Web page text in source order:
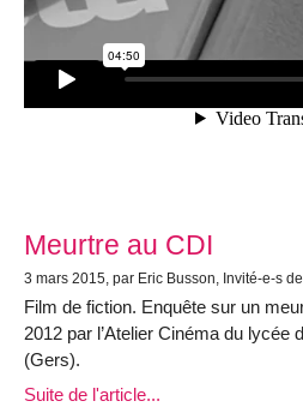
Meurtre au CDI
3 mars 2015, par Eric Busson, Invité-e-s
Film de fiction. Enquête sur un
2012 par l’Atelier Cinéma du lycée
(Gers).
Suite de l'article...